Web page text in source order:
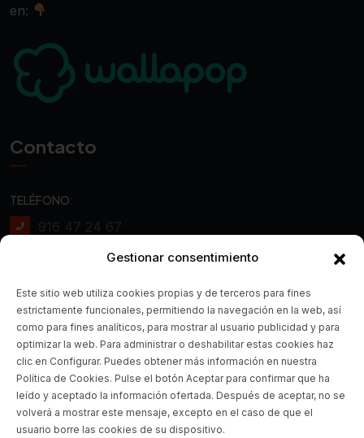
Gestionar consentimiento
Este sitio web utiliza cookies propias y de terceros para fines
estrictamente funcionales, permitiendo la navegación en la web, así
como para fines analíticos, para mostrar al usuario publicidad y para
optimizar la web. Para administrar o deshabilitar estas cookies haz
clic en Configurar. Puedes obtener más información en nuestra
Política de Cookies. Pulse el botón Aceptar para confirmar que ha
leído y aceptado la información ofertada. Después de aceptar, no se
volverá a mostrar este mensaje, excepto en el caso de que el
usuario borre las cookies de su dispositivo.
en:
Contacto
TELÉFONO:
916 47 24 67
672 20 85 87
CORREO ELECTRÓNICO:
Info@realmotoboxes.com
¿DÓNDE ESTAMOS?
Pol. Ind. la Fuensanta, Calle